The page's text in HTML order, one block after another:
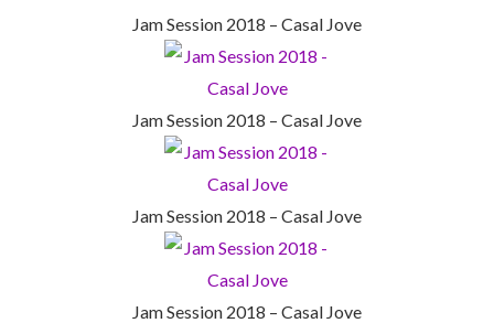
Jam Session 2018 – Casal Jove
Jam Session 2018 – Casal Jove
Jam Session 2018 – Casal Jove
Jam Session 2018 – Casal Jove